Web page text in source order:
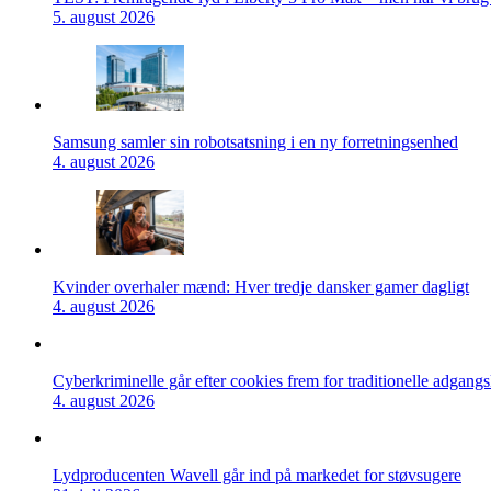
5. august 2026
Samsung samler sin robotsatsning i en ny forretningsenhed
4. august 2026
Kvinder overhaler mænd: Hver tredje dansker gamer dagligt
4. august 2026
Cyberkriminelle går efter cookies frem for traditionelle
4. august 2026
Lydproducenten Wavell går ind på markedet for støvsugere